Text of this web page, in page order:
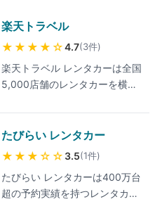
楽天トラベル
★★★★ ☆4.7(3件)
楽天トラベル レンタカーは全国
5,000店舗のレンタカーを横断
サイトです。楽天ポイント還元
と乗り捨て(ワンウェイ)指定の
利便性が魅力で、楽天経済圏の
プランです。最新の取り扱い業
者・料金は公式サイトでご確認
たびらい レンタカー
★★★ ☆☆ 3.5(1件)
たびらい レンタカーは400万台
超の予約実績を持つレンタカー